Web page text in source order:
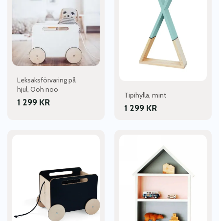
Leksaksförvaring på
hjul, Ooh noo
1 299 KR
Tipihylla, mint
1 299 KR